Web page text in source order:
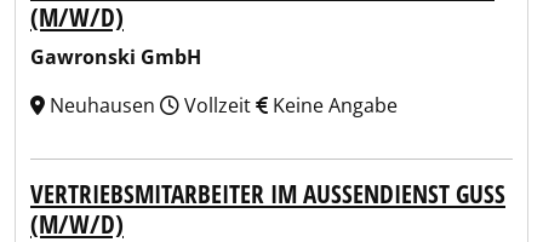
(M/W/D)
Gawronski GmbH
Neuhausen
Vollzeit Keine Angabe
VERTRIEBSMITARBEITER IM AUSSENDIENST GUSS (
M/W/D)